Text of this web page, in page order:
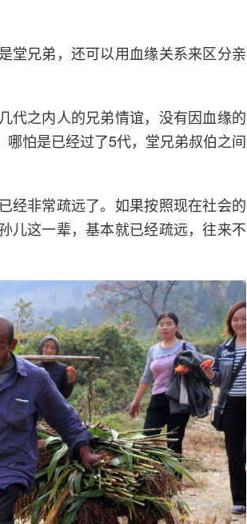
堂兄弟，还可以用血缘关系来区分亲
代之内人的兄弟情谊，没有因血缘的
怕是已经过了5代，堂兄弟叔伯之间
经非常疏远了。如果按照现在社会的
儿这一辈，基本就已经疏远，往来不